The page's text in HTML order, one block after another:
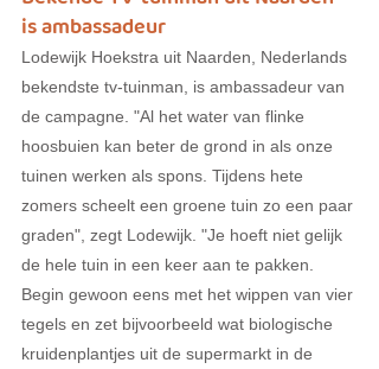
is ambassadeur
Lodewijk Hoekstra uit Naarden, Nederlands
bekendste tv-tuinman, is ambassadeur van
de campagne. "Al het water van flinke
hoosbuien kan beter de grond in als onze
tuinen werken als spons. Tijdens hete
zomers scheelt een groene tuin zo een paar
graden", zegt Lodewijk. "Je hoeft niet gelijk
de hele tuin in een keer aan te pakken.
Begin gewoon eens met het wippen van vier
tegels en zet bijvoorbeeld wat biologische
kruidenplantjes uit de supermarkt in de